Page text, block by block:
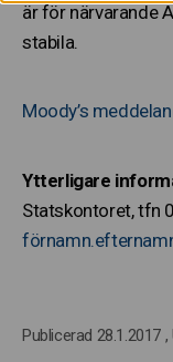
är för närvarande
stabila.
Moody’s
Ytterligare
Statskontoret, tfn
Publicerad 28.1.2017 ,